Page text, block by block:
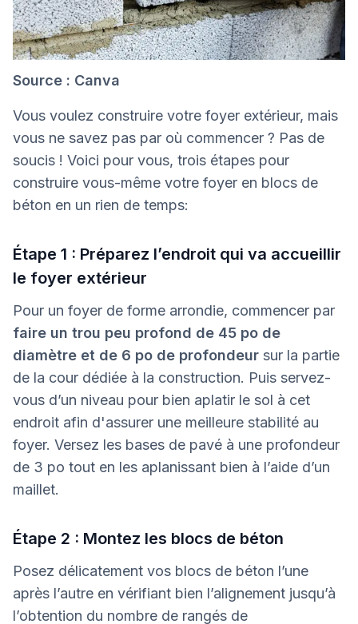
Source : Canva
Vous voulez construire votre foyer extérieur, mais
vous ne savez pas par où commencer ? Pas de
soucis ! Voici pour vous, trois étapes pour
construire vous-même votre foyer en blocs de
béton en un rien de temps:
Étape 1 : Préparez l’endroit qui va accueillir
le foyer extérieur
Pour un foyer de forme arrondie, commencer par
faire un trou peu profond de 45 po de
diamètre et de 6 po de profondeur sur la partie
de la cour dédiée à la construction. Puis servez-
vous d’un niveau pour bien aplatir le sol à cet
endroit afin d'assurer une meilleure stabilité au
foyer. Versez les bases de pavé à une profondeur
de 3 po tout en les aplanissant bien à l’aide d’un
maillet.
Étape 2 : Montez les blocs de béton
Posez délicatement vos blocs de béton l’une
après l’autre en vérifiant bien l’alignement jusqu’à
l’obtention du nombre de rangés de